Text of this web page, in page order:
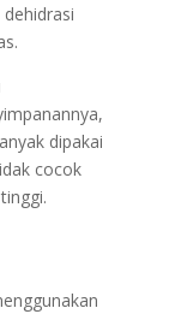
dipakai
cocok